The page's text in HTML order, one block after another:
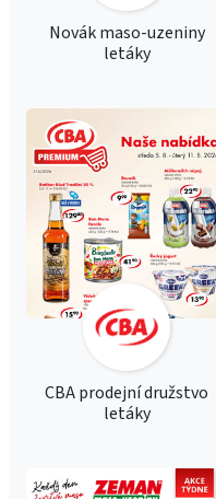
Novák maso-uzeniny
letáky
CBA prodejní družstvo
letáky